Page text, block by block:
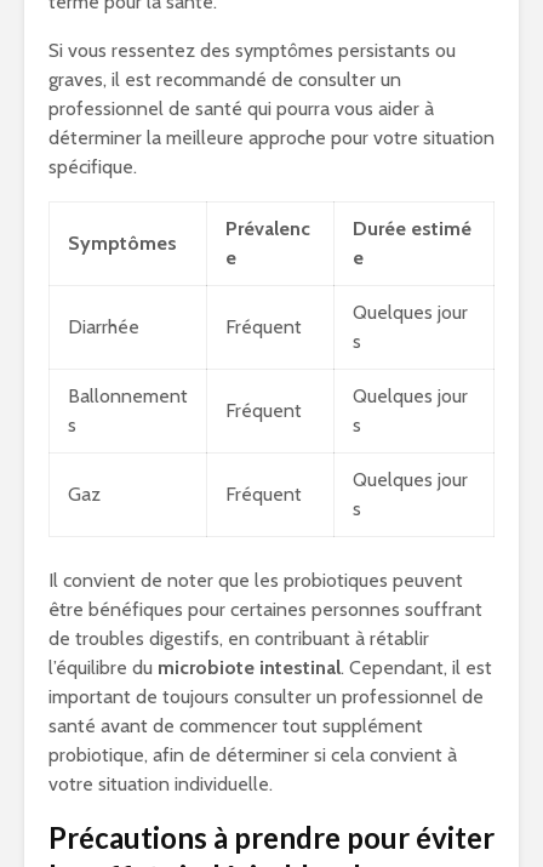
Si vous ressentez des symptômes persistants ou
graves, il est recommandé de consulter un
professionnel de santé qui pourra vous aider à
déterminer la meilleure approche pour votre situation
spécifique.
Symptômes
Prévalenc
e
Durée estimé
e
Diarrhée Fréquent
Quelques jour
s
Ballonnement
s
Fréquent
Quelques jour
s
Gaz Fréquent
Quelques jour
s
Il convient de noter que les probiotiques peuvent
être bénéfiques pour certaines personnes souffrant
de troubles digestifs, en contribuant à rétablir
l’équilibre du microbiote intestinal. Cependant, il est
important de toujours consulter un professionnel de
santé avant de commencer tout supplément
probiotique, afin de déterminer si cela convient à
votre situation individuelle.
Précautions à prendre pour éviter